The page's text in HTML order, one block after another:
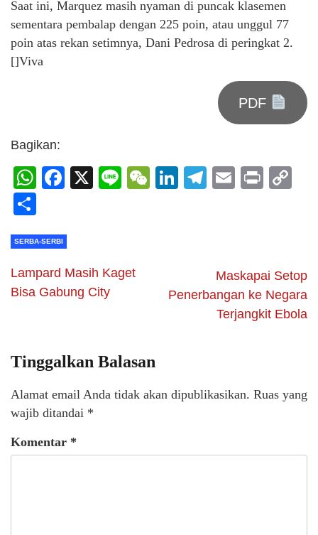
Saat ini, Marquez masih nyaman di puncak klasemen
sementara pembalap dengan 225 poin, atau unggul 77
poin atas rekan setimnya, Dani Pedrosa di peringkat 2.
[]Viva
PDF
Bagikan:
WhatsApp
Facebook
X LineWeChat
LinkedIn
Telegram
Email
Print
SERBA-SERBI
Lampard Masih Kaget
Bisa Gabung City
Maskapai Setop
Penerbangan ke Negara
Terjangkit Ebola
Tinggalkan Balasan
Alamat email Anda tidak akan dipublikasikan. Ruas yang
wajib ditandai *
Komentar *